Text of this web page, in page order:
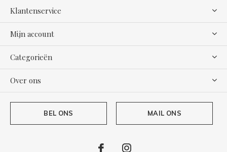
Klantenservice
Mijn account
Categorieën
Over ons
BEL ONS MAIL ONS